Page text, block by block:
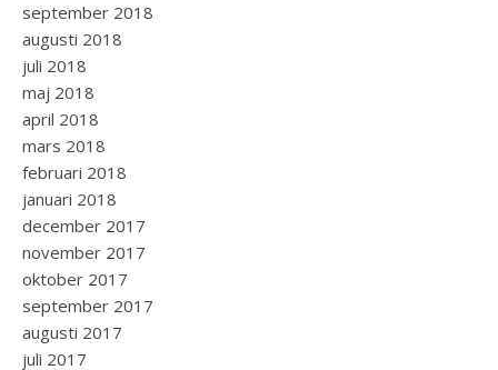
september 2018
augusti 2018
juli 2018
maj 2018
april 2018
mars 2018
februari 2018
januari 2018
december 2017
november 2017
oktober 2017
september 2017
augusti 2017
juli 2017